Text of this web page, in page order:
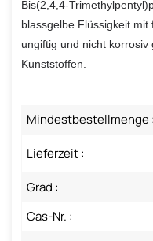
Bis(2,4,4-
blassgelbe Flüssigkeit mit
ungiftig und nicht
Kunststoffen.
Mindestbestellmenge :
Lieferzeit :
Grad :
Cas-Nr. :